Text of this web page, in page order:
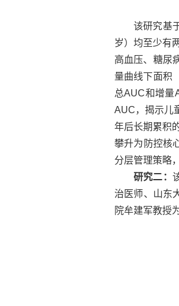
该研究基
岁）均至少有
高血压、糖尿
量曲线下面积
总AUC和增量
AUC，揭示儿
年后长期累积
攀升为防控核
分层管理策略
研究二：
治医师、山东
院牟建军教授